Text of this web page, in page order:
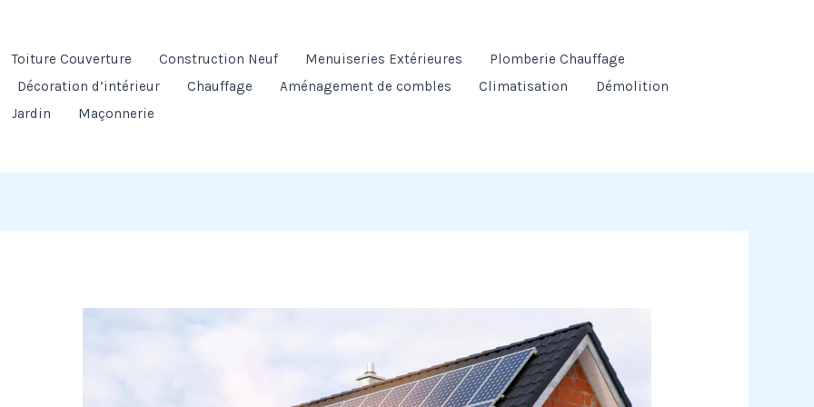
Toiture Couverture Construction Neuf Menuiseries Extérieures
Plomberie Chauffage
Décoration d’intérieur Chauffage Aménagement de combles Climatisation
Démolition
Jardin Maçonnerie